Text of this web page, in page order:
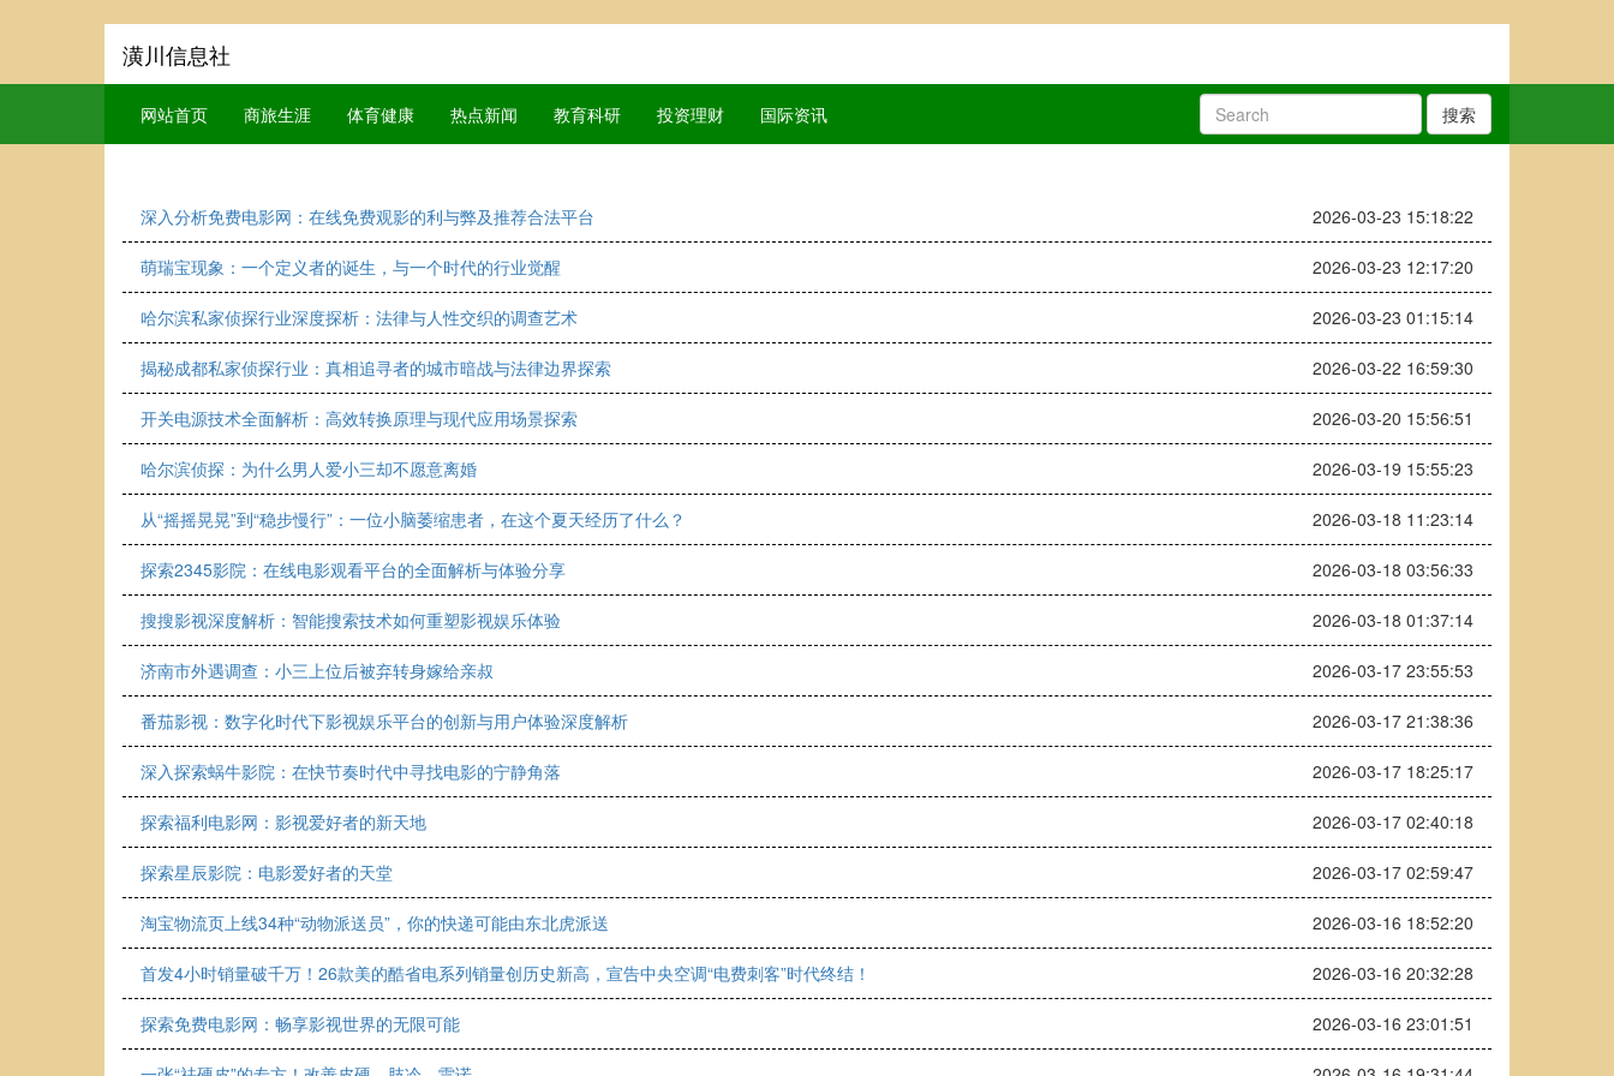
潢川信息社
网站首页 商旅生涯 体育健康 热点新闻 教育科研 投资理财 国际资讯 搜索
深入分析免费电影网：在线免费观影的利与弊及推荐合法平台 2026-03-23 15:18:22
萌瑞宝现象：一个定义者的诞生，与一个时代的行业觉醒 2026-03-23 12:17:20
哈尔滨私家侦探行业深度探析：法律与人性交织的调查艺术 2026-03-23 01:15:14
揭秘成都私家侦探行业：真相追寻者的城市暗战与法律边界探索 2026-03-22 16:59:30
开关电源技术全面解析：高效转换原理与现代应用场景探索 2026-03-20 15:56:51
哈尔滨侦探：为什么男人爱小三却不愿意离婚 2026-03-19 15:55:23
从“摇摇晃晃”到“稳步慢行”：一位小脑萎缩患者，在这个夏天经历了什么？ 2026-03-18 11:23:14
探索2345影院：在线电影观看平台的全面解析与体验分享 2026-03-18 03:56:33
搜搜影视深度解析：智能搜索技术如何重塑影视娱乐体验 2026-03-18 01:37:14
济南市外遇调查：小三上位后被弃转身嫁给亲叔 2026-03-17 23:55:53
番茄影视：数字化时代下影视娱乐平台的创新与用户体验深度解析 2026-03-17 21:38:36
深入探索蜗牛影院：在快节奏时代中寻找电影的宁静角落 2026-03-17 18:25:17
探索福利电影网：影视爱好者的新天地 2026-03-17 02:40:18
探索星辰影院：电影爱好者的天堂 2026-03-17 02:59:47
淘宝物流页上线34种“动物派送员”，你的快递可能由东北虎派送 2026-03-16 18:52:20
首发4小时销量破千万！26款美的酷省电系列销量创历史新高，宣告中央空调“电费刺客”时代终结！ 2026-03-16 20:32:28
探索免费电影网：畅享影视世界的无限可能 2026-03-16 23:01:51